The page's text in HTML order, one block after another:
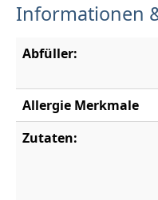
Informationen
Abfüller:
Allergie Merkmale
Zutaten: